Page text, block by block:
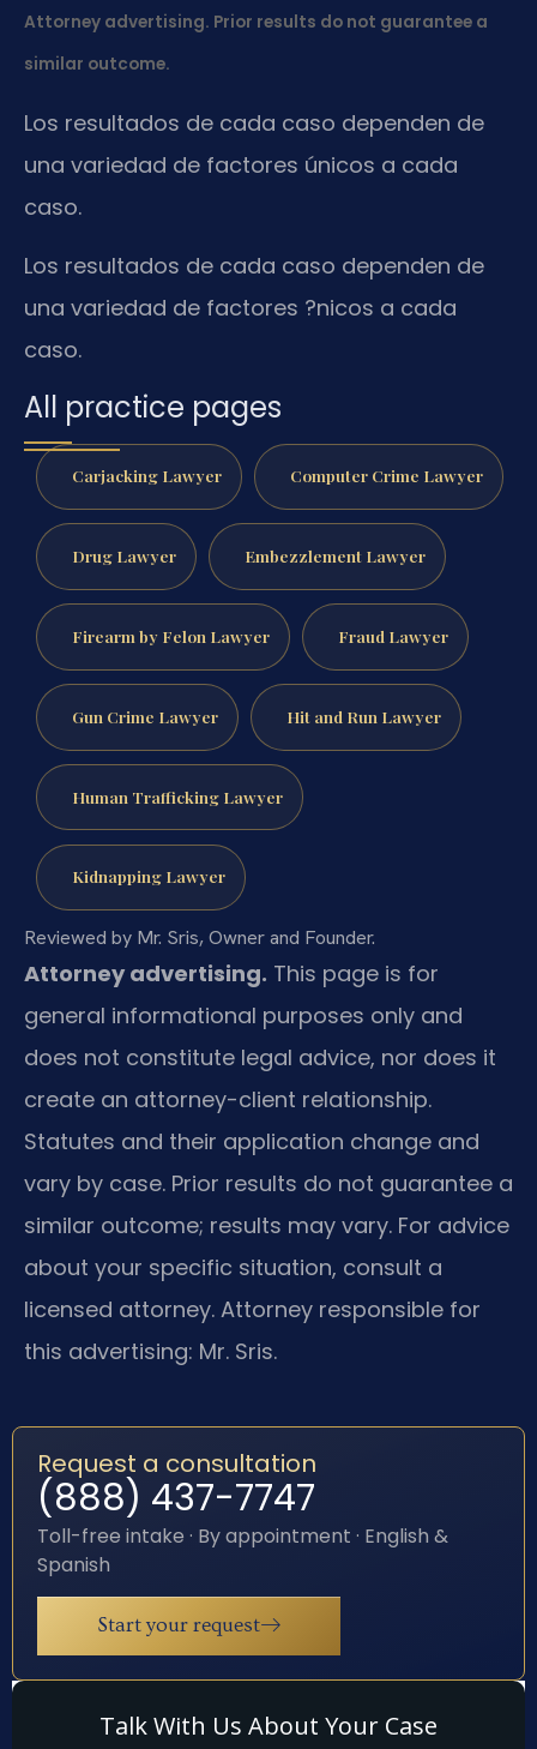
Attorney advertising. Prior results do not guarantee a
similar outcome.
Los resultados de cada caso dependen de
una variedad de factores únicos a cada
caso.
Los resultados de cada caso dependen de
una variedad de factores ?nicos a cada
caso.
All practice pages
Carjacking Lawyer Computer Crime Lawyer
Drug Lawyer Embezzlement Lawyer
Firearm by Felon Lawyer Fraud Lawyer
Gun Crime Lawyer Hit and Run Lawyer
Human Trafficking Lawyer
Kidnapping Lawyer
Reviewed by Mr. Sris, Owner and Founder.
Attorney advertising. This page is for
general informational purposes only and
does not constitute legal advice, nor does it
create an attorney-client relationship.
Statutes and their application change and
vary by case. Prior results do not guarantee a
similar outcome; results may vary. For advice
about your specific situation, consult a
licensed attorney. Attorney responsible for
this advertising: Mr. Sris.
Request a consultation
(888) 437-7747
Toll-free intake · By appointment · English &
Spanish
Start your request